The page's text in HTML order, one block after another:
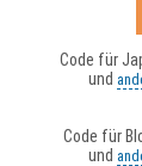
Code für
und
Code für
und